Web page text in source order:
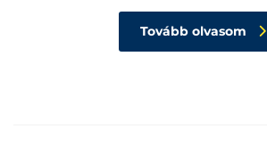
Tovább olvasom